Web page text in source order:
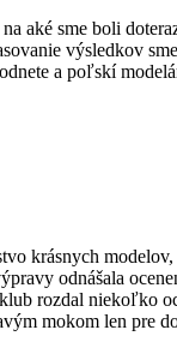
aké sme boli
výsledkov
a poľskí
krásnych
odnášala
rozdal niekoľko
mokom len pre